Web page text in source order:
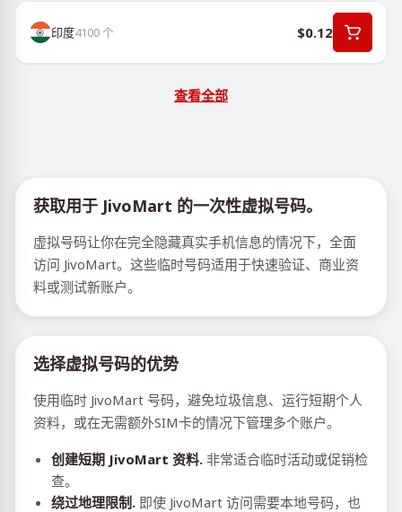
印度4100个 $0.12
查看全部
获取用于 JivoMart 的一次性虚拟号码。
虚拟号码让你在完全隐藏真实手机信息的情况下，全面
访问 JivoMart。这些临时号码适用于快速验证、商业资
料或测试新账户。
选择虚拟号码的优势
使用临时 JivoMart 号码，避免垃圾信息、运行短期个人
资料，或在无需额外SIM卡的情况下管理多个账户。
创建短期 JivoMart 资料. 非常适合临时活动或促销检
查。
绕过地理限制. 即使 JivoMart 访问需要本地号码，也